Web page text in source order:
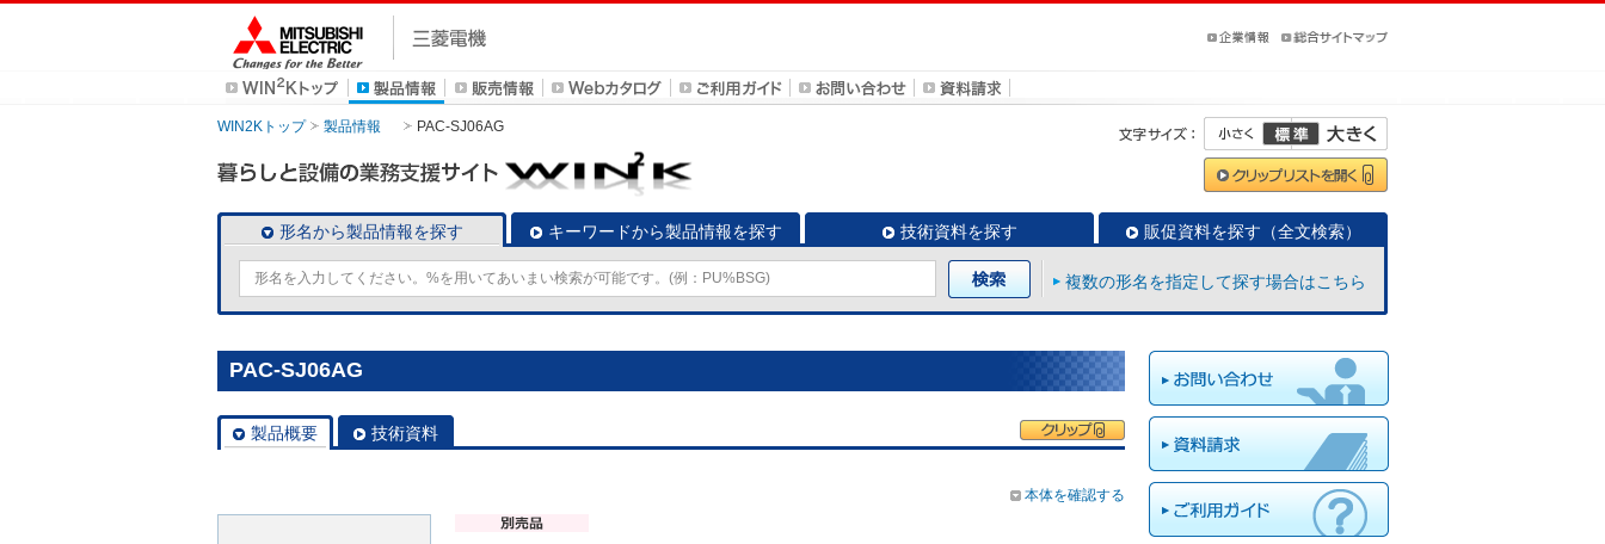
WIN2Kトップ 製品情報 PAC-SJ06AG
形名から製品情報を探す キーワードから製品情報を探す 技術資料を探す 販促資料を探す（全文検索）
複数の形名を指定して探す場合はこちら
PAC-SJ06AG
製品概要 技術資料
本体を確認する